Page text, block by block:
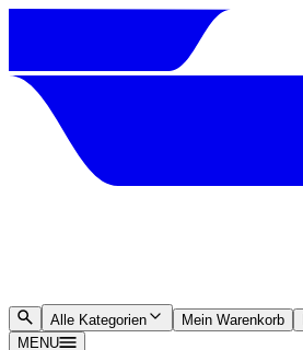
Alle Kategorien Mein Warenkorb
MENU